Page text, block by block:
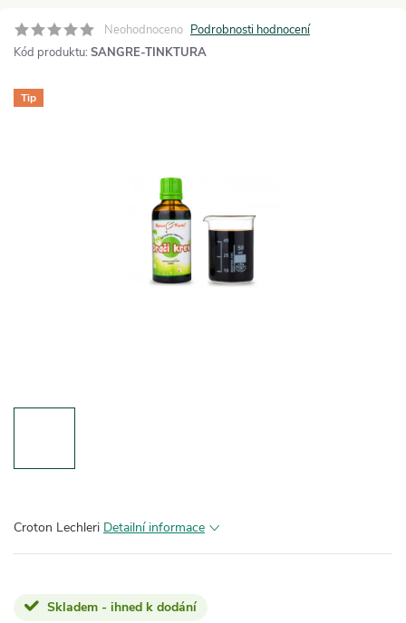
Neohodnoceno Podrobnosti hodnocení
Kód produktu: SANGRE-TINKTURA
Tip
Croton Lechleri Detailní informace
Skladem - ihned k dodání